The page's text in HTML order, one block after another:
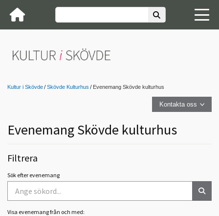
Kultur i Skövde Skövde Kulturhus Evenemang Skövde kulturhus
Kontakta oss
Evenemang Skövde kulturhus
Filtrera
Sök efter evenemang
Visa evenemang från och med: